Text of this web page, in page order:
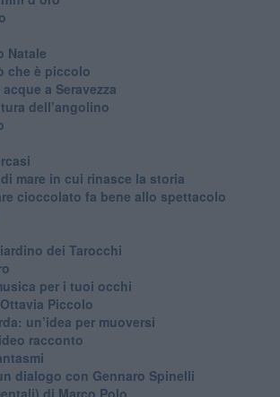
Natale
che è piccolo
a Seravezza
dell’angolino
mare in cui rinasce la storia
cioccolato fa bene allo spettacolo
dei Tarocchi
per i tuoi occhi
Piccolo
un’idea per muoversi
racconto
dialogo con Gennaro Spinelli
di Marco Polo